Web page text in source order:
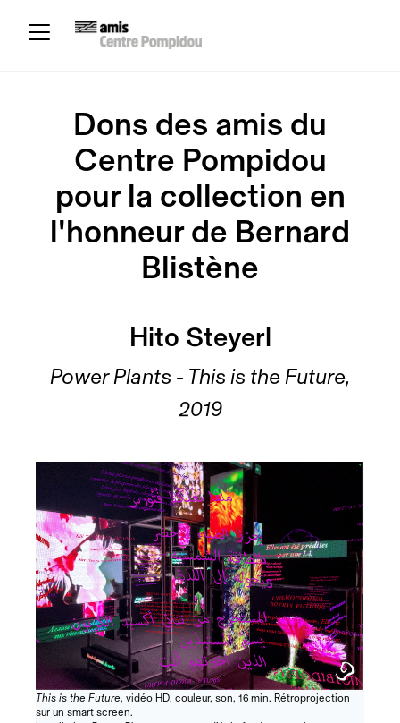
Dons des amis du
Centre Pompidou
pour la collection en
l'honneur de Bernard
Blistène
Hito Steyerl
Power Plants - This is the Future,
2019
This is the Future, vidéo HD, couleur, son, 16 min. Rétroprojection
sur un smart screen.